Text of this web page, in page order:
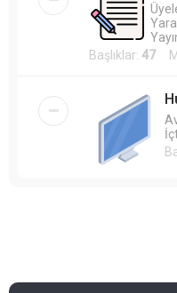
Başlıklar: 47